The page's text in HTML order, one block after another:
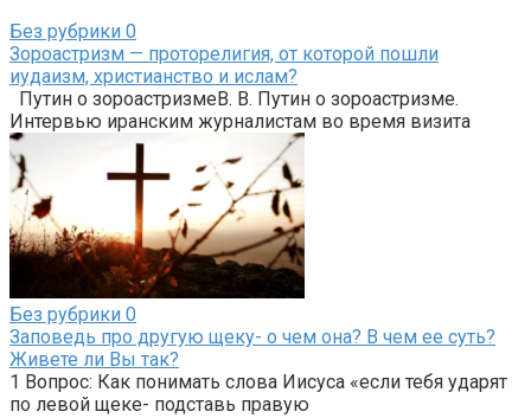
Без рубрики 0
Зороастризм — проторелигия, от которой пошли
иудаизм, христианство и ислам?
Путин о зороастризмеВ. В. Путин о зороастризме.
Интервью иранским журналистам во время визита
Без рубрики 0
Заповедь про другую щеку- о чем она? В чем ее суть?
Живете ли Вы так?
1 Вопрос: Как понимать слова Иисуса «если тебя ударят
по левой щеке- подставь правую